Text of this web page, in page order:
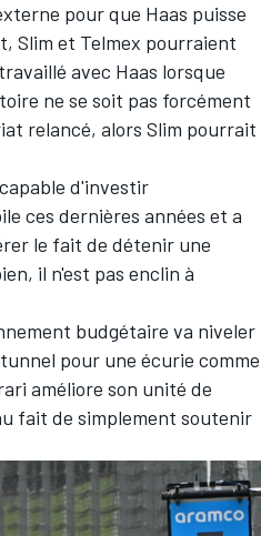
pour que Haas puisse
Slim et Telmex pourraient
avec Haas lorsque
ne se soit pas forcément
relancé, alors Slim pourrait
d'investir
ces dernières années et a
le fait de détenir une
il n'est pas enclin à
budgétaire va niveler
pour une écurie comme
améliore son unité de
fait de simplement soutenir